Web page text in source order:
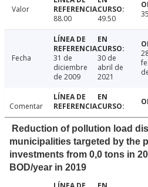
Valor
88.00
49.50
Fecha
31 de
diciembre
de 2009
30 de
abril de
2021
Comentar
Reduction of pollution load
municipalities targeted by the
investments from 0,0 tons in
BOD/year in 2019